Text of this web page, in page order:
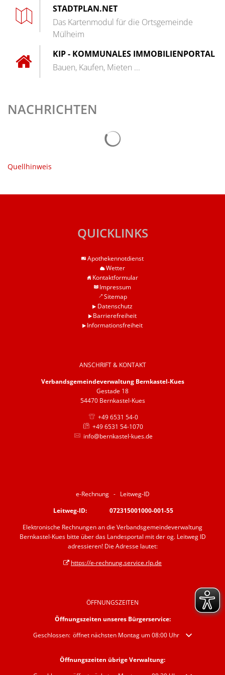
STADTPLAN.NET
Das Kartenmodul für die Ortsgemeinde
Mülheim
KIP - KOMMUNALES IMMOBILIENPORTAL
Bauen, Kaufen, Mieten ...
NACHRICHTEN
Quellhinweis
QUICKLINKS
Apothekennotdienst
Wetter
Kontaktformular
Impressum
Sitemap
Datenschutz
Barrierefreiheit
Informationsfreiheit
ANSCHRIFT & KONTAKT
Verbandsgemeindeverwaltung Bernkastel-Kues
Gestade 18
54470 Bernkastel-Kues
+49 6531 54-0
+49 6531 54-1070
info@bernkastel-kues.de
e-Rechnung - Leitweg-ID
Leitweg-ID: 072315001000-001-55
Elektronische Rechnungen an die Verbandsgemeindeverwaltung
Bernkastel-Kues bitte über das Landesportal mit der og. Leitweg ID
adressieren! Die Adresse lautet:
https://e-rechnung.service.rlp.de
ÖFFNUNGSZEITEN
Öffnungszeiten unseres Bürgerservice:
Klicken, um weitere Öffnungs- oder Schließzeiten auszublenden
Geschlossen: öffnet nächsten Montag um 08:00 Uhr
Öffnungszeiten übrige Verwaltung: